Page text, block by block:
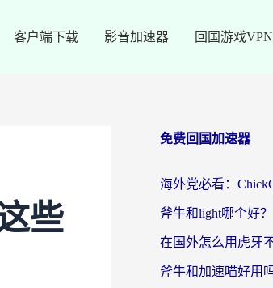
客户端下载 影音加速器 回国游戏VPN
些
免费回国加速器